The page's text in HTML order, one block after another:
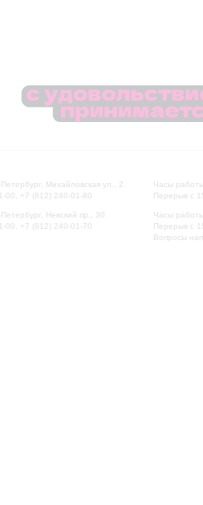
Михайловская ул., 2
00, +7 (812) 240-01-80
Невский пр., 30
00, +7 (812) 240-01-70
Часы
Перерыв с
Часы
Перерыв с
Вопросы